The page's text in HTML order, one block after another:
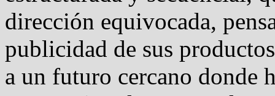
dirección equivocada,
publicidad de sus
a un futuro cercano donde